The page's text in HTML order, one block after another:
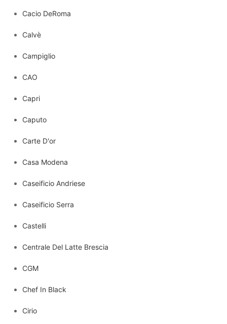
Cacio DeRoma
Calvè
Campiglio
CAO
Capri
Caputo
Carte D'or
Casa Modena
Caseificio Andriese
Caseificio Serra
Castelli
Centrale Del Latte Brescia
CGM
Chef In Black
Cirio